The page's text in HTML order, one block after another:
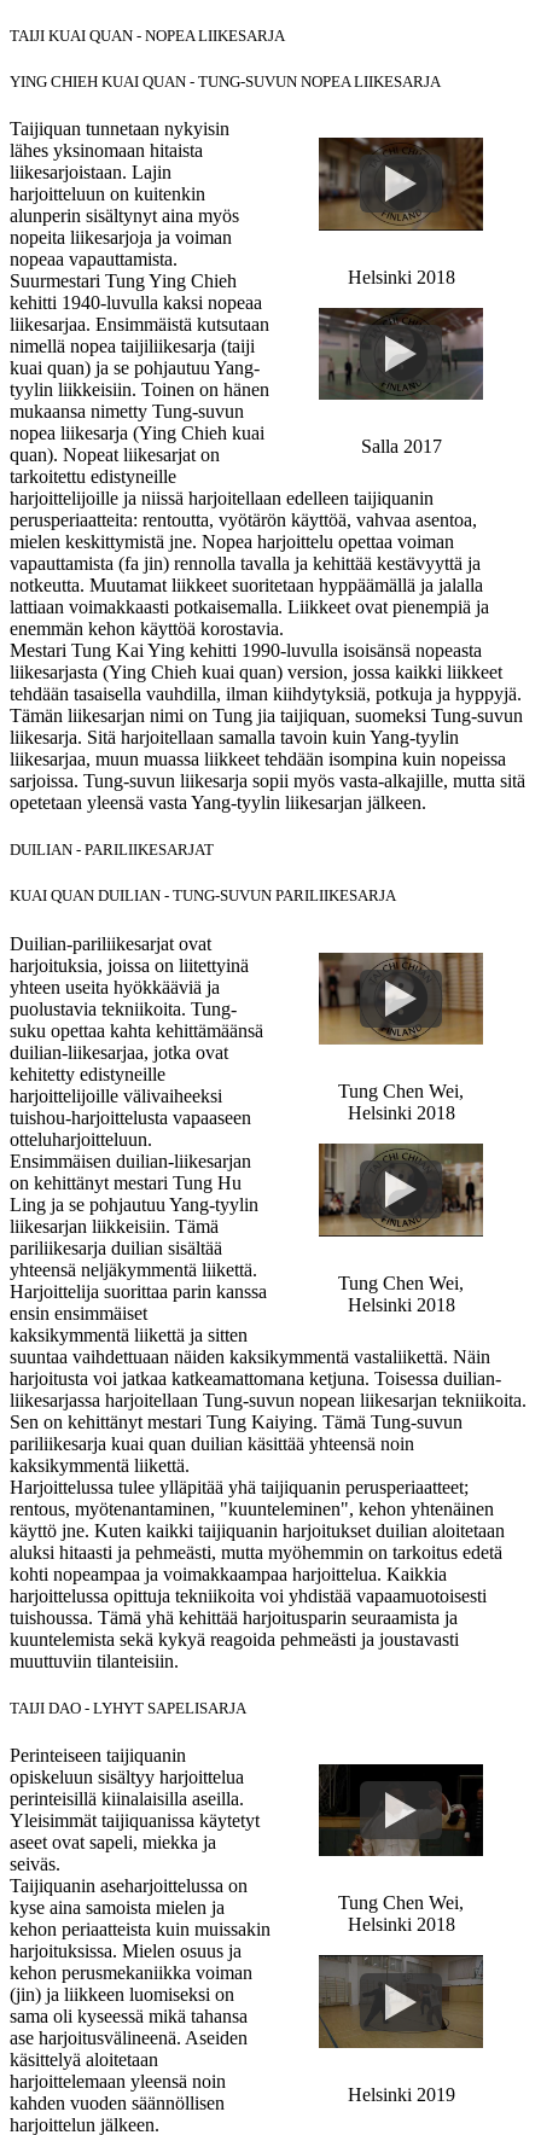
TAIJI KUAI QUAN - NOPEA LIIKESARJA
YING CHIEH KUAI QUAN - TUNG-SUVUN NOPEA LIIKESARJA
Helsinki 2018
Salla 2017
Taijiquan tunnetaan nykyisin
lähes yksinomaan hitaista
liikesarjoistaan. Lajin
harjoitteluun on kuitenkin
alunperin sisältynyt aina myös
nopeita liikesarjoja ja voiman
nopeaa vapauttamista.
Suurmestari Tung Ying Chieh
kehitti 1940-luvulla kaksi nopeaa
liikesarjaa. Ensimmäistä kutsutaan
nimellä nopea taijiliikesarja (taiji
kuai quan) ja se pohjautuu Yang-
tyylin liikkeisiin. Toinen on hänen
mukaansa nimetty Tung-suvun
nopea liikesarja (Ying Chieh kuai
quan). Nopeat liikesarjat on
tarkoitettu edistyneille
harjoittelijoille ja niissä harjoitellaan edelleen taijiquanin
perusperiaatteita: rentoutta, vyötärön käyttöä, vahvaa asentoa,
mielen keskittymistä jne. Nopea harjoittelu opettaa voiman
vapauttamista (fa jin) rennolla tavalla ja kehittää kestävyyttä ja
notkeutta. Muutamat liikkeet suoritetaan hyppäämällä ja jalalla
lattiaan voimakkaasti potkaisemalla. Liikkeet ovat pienempiä ja
enemmän kehon käyttöä korostavia.
Mestari Tung Kai Ying kehitti 1990-luvulla isoisänsä nopeasta
liikesarjasta (Ying Chieh kuai quan) version, jossa kaikki liikkeet
tehdään tasaisella vauhdilla, ilman kiihdytyksiä, potkuja ja hyppyjä.
Tämän liikesarjan nimi on Tung jia taijiquan, suomeksi Tung-suvun
liikesarja. Sitä harjoitellaan samalla tavoin kuin Yang-tyylin
liikesarjaa, muun muassa liikkeet tehdään isompina kuin nopeissa
sarjoissa. Tung-suvun liikesarja sopii myös vasta-alkajille, mutta sitä
opetetaan yleensä vasta Yang-tyylin liikesarjan jälkeen.
DUILIAN - PARILIIKESARJAT
KUAI QUAN DUILIAN - TUNG-SUVUN PARILIIKESARJA
Tung Chen Wei,
Helsinki 2018
Tung Chen Wei,
Helsinki 2018
Duilian-pariliikesarjat ovat
harjoituksia, joissa on liitettyinä
yhteen useita hyökkääviä ja
puolustavia tekniikoita. Tung-
suku opettaa kahta kehittämäänsä
duilian-liikesarjaa, jotka ovat
kehitetty edistyneille
harjoittelijoille välivaiheeksi
tuishou-harjoittelusta vapaaseen
otteluharjoitteluun.
Ensimmäisen duilian-liikesarjan
on kehittänyt mestari Tung Hu
Ling ja se pohjautuu Yang-tyylin
liikesarjan liikkeisiin. Tämä
pariliikesarja duilian sisältää
yhteensä neljäkymmentä liikettä.
Harjoittelija suorittaa parin kanssa
ensin ensimmäiset
kaksikymmentä liikettä ja sitten
suuntaa vaihdettuaan näiden kaksikymmentä vastaliikettä. Näin
harjoitusta voi jatkaa katkeamattomana ketjuna. Toisessa duilian-
liikesarjassa harjoitellaan Tung-suvun nopean liikesarjan tekniikoita.
Sen on kehittänyt mestari Tung Kaiying. Tämä Tung-suvun
pariliikesarja kuai quan duilian käsittää yhteensä noin
kaksikymmentä liikettä.
Harjoittelussa tulee ylläpitää yhä taijiquanin perusperiaatteet;
rentous, myötenantaminen, "kuunteleminen", kehon yhtenäinen
käyttö jne. Kuten kaikki taijiquanin harjoitukset duilian aloitetaan
aluksi hitaasti ja pehmeästi, mutta myöhemmin on tarkoitus edetä
kohti nopeampaa ja voimakkaampaa harjoittelua. Kaikkia
harjoittelussa opittuja tekniikoita voi yhdistää vapaamuotoisesti
tuishoussa. Tämä yhä kehittää harjoitusparin seuraamista ja
kuuntelemista sekä kykyä reagoida pehmeästi ja joustavasti
muuttuviin tilanteisiin.
TAIJI DAO - LYHYT SAPELISARJA
Tung Chen Wei,
Helsinki 2018
Helsinki 2019
Perinteiseen taijiquanin
opiskeluun sisältyy harjoittelua
perinteisillä kiinalaisilla aseilla.
Yleisimmät taijiquanissa käytetyt
aseet ovat sapeli, miekka ja
seiväs.
Taijiquanin aseharjoittelussa on
kyse aina samoista mielen ja
kehon periaatteista kuin muissakin
harjoituksissa. Mielen osuus ja
kehon perusmekaniikka voiman
(jin) ja liikkeen luomiseksi on
sama oli kyseessä mikä tahansa
ase harjoitusvälineenä. Aseiden
käsittelyä aloitetaan
harjoittelemaan yleensä noin
kahden vuoden säännöllisen
harjoittelun jälkeen.